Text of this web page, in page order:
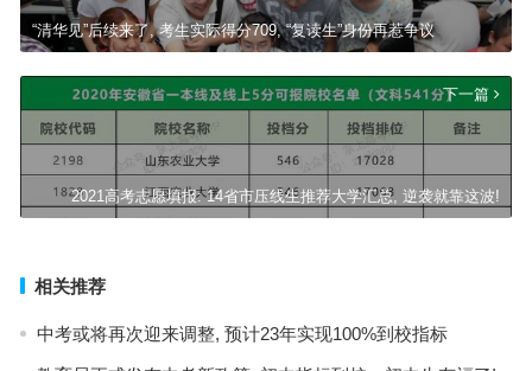
“清华见”后续来了, 考生实际得分709, “复读生”身份再惹争议
下一篇
2021高考志愿填报: 14省市压线生推荐大学汇总, 逆袭就靠这波!
相关推荐
中考或将再次迎来调整, 预计23年实现100%到校指标